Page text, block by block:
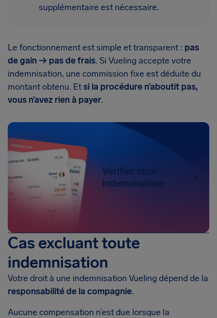
supplémentaire est nécessaire.
Le fonctionnement est simple et transparent : pas
de gain → pas de frais. Si Vueling accepte votre
indemnisation, une commission fixe est déduite du
montant obtenu. Etsi la procédure n’aboutit pas,
vous n’avez rien à payer.
Vérifier mon
indemnisation
Cas excluant toute
indemnisation
Votre droit à une indemnisation Vueling dépend de la
responsabilité de la compagnie.
Aucune compensation n’est due lorsque la